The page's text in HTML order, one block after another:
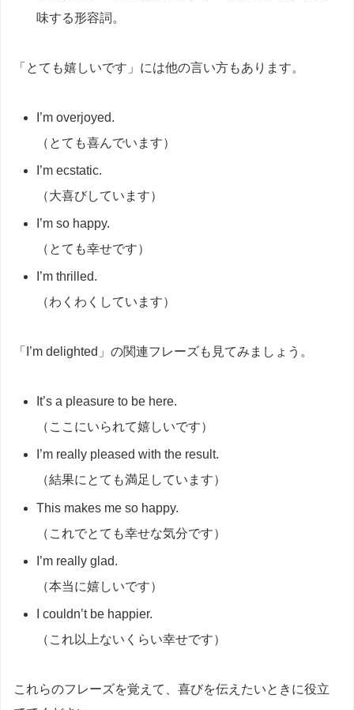
味する形容詞。
「とても嬉しいです」には他の言い方もあります。
I’m overjoyed.
（とても喜んでいます）
I’m ecstatic.
（大喜びしています）
I’m so happy.
（とても幸せです）
I’m thrilled.
（わくわくしています）
「I’m delighted」の関連フレーズも見てみましょう。
It’s a pleasure to be here.
（ここにいられて嬉しいです）
I’m really pleased with the result.
（結果にとても満足しています）
This makes me so happy.
（これでとても幸せな気分です）
I’m really glad.
（本当に嬉しいです）
I couldn’t be happier.
（これ以上ないくらい幸せです）
これらのフレーズを覚えて、喜びを伝えたいときに役立